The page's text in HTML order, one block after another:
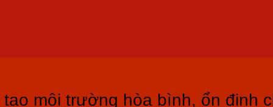
môi trường hòa bình, ổn định